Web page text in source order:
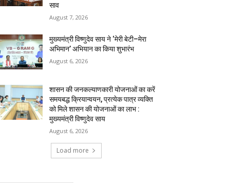
साव
August 7, 2026
मुख्यमंत्री विष्णुदेव साय ने ‘मेरी बेटी–मेरा
अभिमान’ अभियान का किया शुभारंभ
August 6, 2026
शासन की जनकल्याणकारी योजनाओं का करें
समयबद्ध क्रियान्वयन, प्रत्येक पात्र व्यक्ति
को मिले शासन की योजनाओं का लाभ :
मुख्यमंत्री विष्णुदेव साय
August 6, 2026
Load more